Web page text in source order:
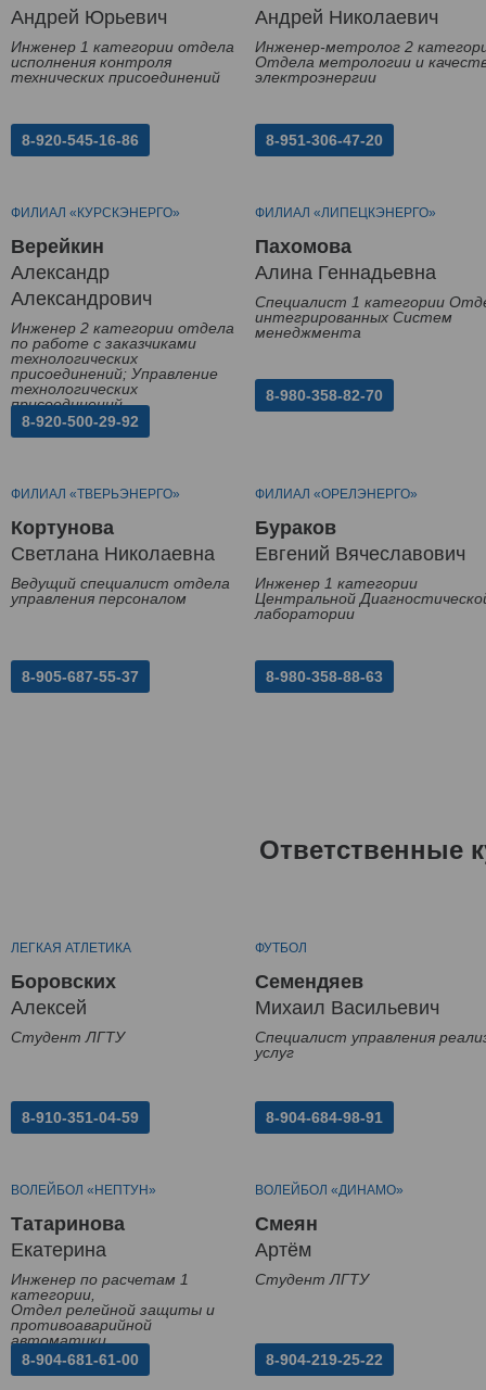
Андрей Юрьевич
Инженер 1 категории отдела
исполнения контроля
технических присоединений
8-920-545-16-86
Андрей Николаевич
Инженер-метролог 2
Отдела метрологии и
электроэнергии
8-951-306-47-20
ФИЛИАЛ «КУРСКЭНЕРГО»
Верейкин
Александр
Александрович
Инженер 2 категории отдела
по работе с заказчиками
технологических
присоединений; Управление
технологических
присоединений
8-920-500-29-92
ФИЛИАЛ «ЛИПЕЦКЭНЕРГО»
Пахомова
Алина Геннадьевна
Специалист 1 категории
интегрированных Систем
менеджмента
8-980-358-82-70
ФИЛИАЛ «ТВЕРЬЭНЕРГО»
Кортунова
Светлана Николаевна
Ведущий специалист отдела
управления персоналом
8-905-687-55-37
ФИЛИАЛ «ОРЕЛЭНЕРГО»
Бураков
Евгений Вячеславович
Инженер 1 категории
Центральной
лаборатории
8-980-358-88-63
Ответственные
ЛЕГКАЯ АТЛЕТИКА
Боровских
Алексей
Студент ЛГТУ
8-910-351-04-59
ФУТБОЛ
Семендяев
Михаил Васильевич
Специалист управления
услуг
8-904-684-98-91
ВОЛЕЙБОЛ «НЕПТУН»
Татаринова
Екатерина
Инженер по расчетам 1
категории,
Отдел релейной защиты и
противоаварийной
автоматики
8-904-681-61-00
ВОЛЕЙБОЛ «ДИНАМО»
Смеян
Артём
Студент ЛГТУ
8-904-219-25-22